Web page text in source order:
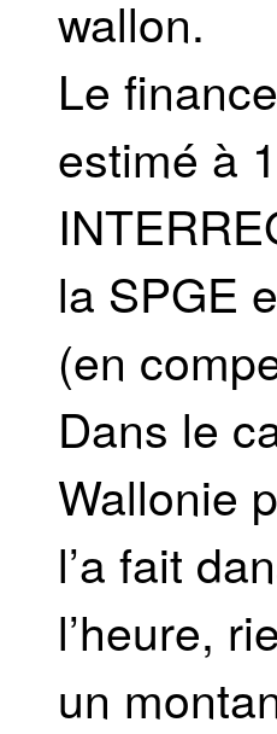
wallon.
Le
estimé à
la SPGE
(en
Dans le
Wallonie
l’a fait
l’heure,
un